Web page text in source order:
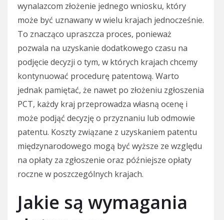
wynalazcom złożenie jednego wniosku, który
może być uznawany w wielu krajach jednocześnie.
To znacząco upraszcza proces, ponieważ
pozwala na uzyskanie dodatkowego czasu na
podjęcie decyzji o tym, w których krajach chcemy
kontynuować procedurę patentową. Warto
jednak pamiętać, że nawet po złożeniu zgłoszenia
PCT, każdy kraj przeprowadza własną ocenę i
może podjąć decyzję o przyznaniu lub odmowie
patentu. Koszty związane z uzyskaniem patentu
międzynarodowego mogą być wyższe ze względu
na opłaty za zgłoszenie oraz późniejsze opłaty
roczne w poszczególnych krajach.
Jakie są wymagania